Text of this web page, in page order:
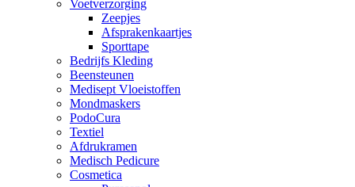
Voetverzorging
Zeepjes
Afsprakenkaartjes
Sporttape
Bedrijfs Kleding
Beensteunen
Medisept Vloeistoffen
Mondmaskers
PodoCura
Textiel
Afdrukramen
Medisch Pedicure
Cosmetica